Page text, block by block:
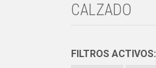
CALZADO
FILTROS ACTIVOS: